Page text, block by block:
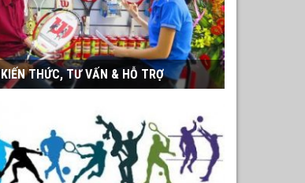
KIẾN THỨC, TƯ VẤN & HỖ TRỢ